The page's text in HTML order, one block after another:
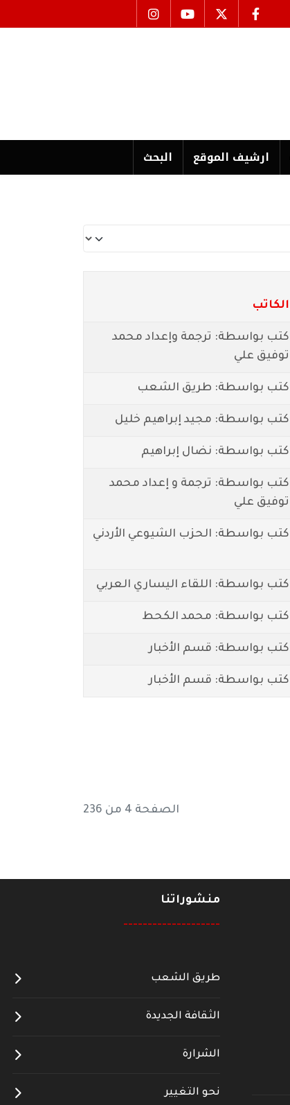
ارشیف الموقع البحث
الكاتب
كتب بواسطة: ترجمة وإعداد محمد
توفيق علي
كتب بواسطة: طريق الشعب
كتب بواسطة: مجيد إبراهيم خليل
كتب بواسطة: نضال إبراهيم
كتب بواسطة: ترجمة و إعداد محمد
توفيق علي
كتب بواسطة: الحزب الشيوعي الأردني
كتب بواسطة: اللقاء اليساري العربي
كتب بواسطة: محمد الكحط
كتب بواسطة: قسم الأخبار
كتب بواسطة: قسم الأخبار
الصفحة 4 من 236
منشوراتنا
--------------------
طريق الشعب
الثقافة الجديدة
الشرارة
نحو التغيير